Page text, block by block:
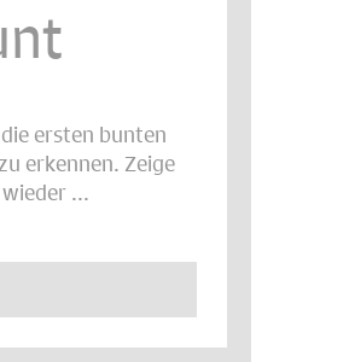
ersten bunten
erkennen. Zeige
...